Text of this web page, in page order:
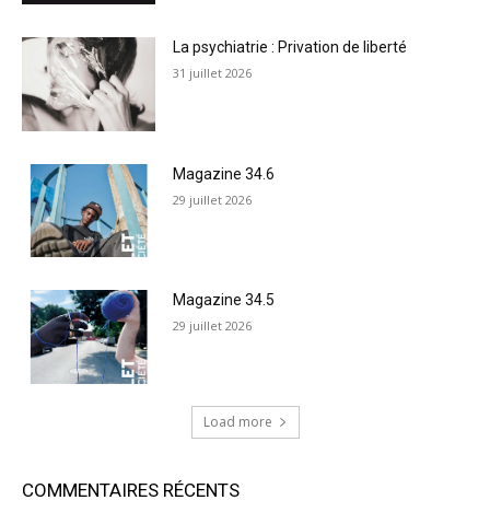
La psychiatrie : Privation de liberté
31 juillet 2026
Magazine 34.6
29 juillet 2026
Magazine 34.5
29 juillet 2026
Load more
COMMENTAIRES RÉCENTS